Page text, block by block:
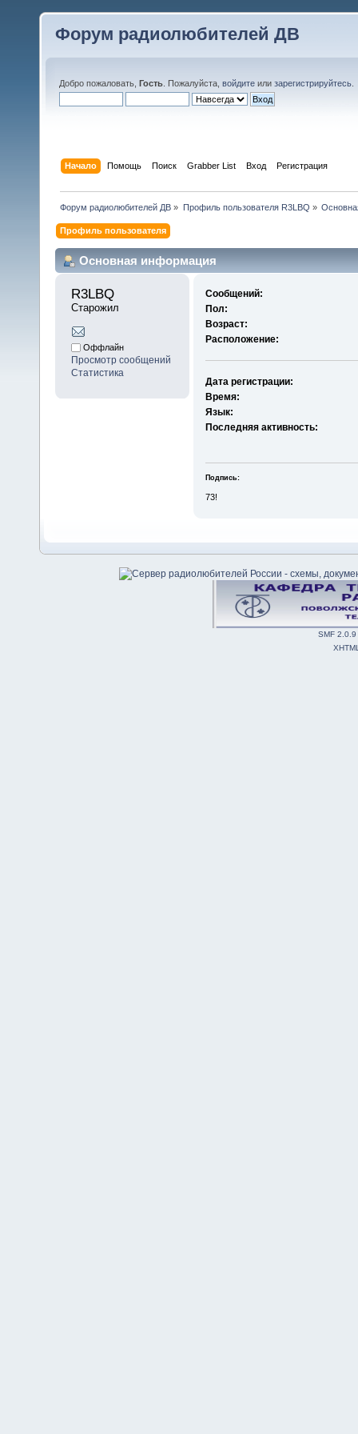
Форум радиолюбителей ДВ
Добро пожаловать, Гость . Пожалуйста, войдите или зарегистрируйтесь
Начало Помощь Поиск Grabber List Вход Регистрация
Форум радиолюбителей ДВ » Профиль пользователя R3LBQ »
Профиль пользователя
Основная информация
R3LBQ
Старожил
Оффлайн
Просмотр сообщений
Статистика
Сообщений:
Пол:
Возраст:
Расположение:
Дата регистрации:
Время:
Язык:
Последняя активность:
Подпись:
73!
SMF 2.0.9